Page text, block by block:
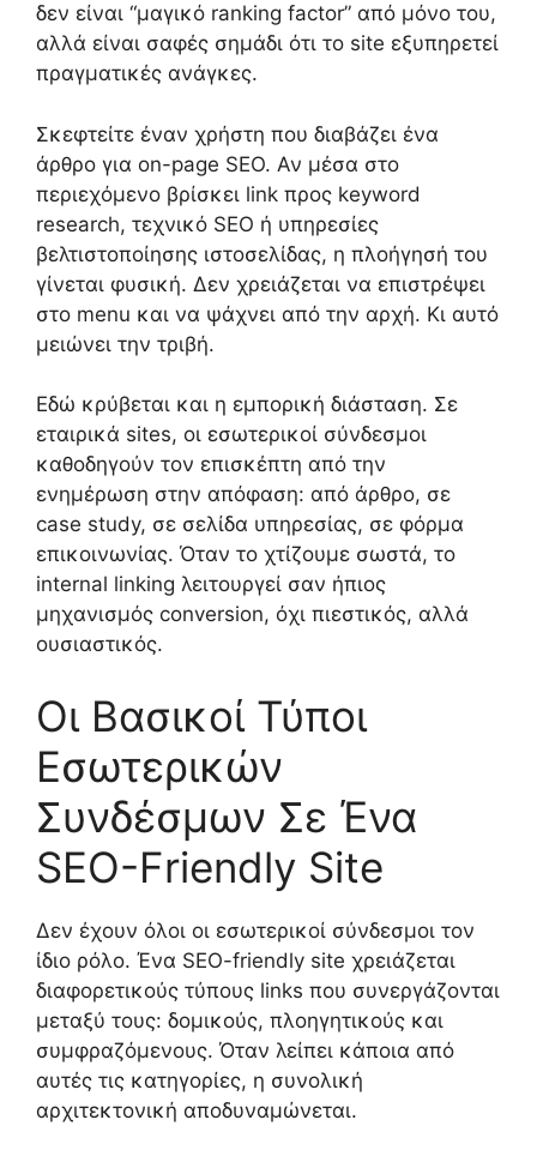
δεν είναι “μαγικό ranking factor” από μόνο του,
αλλά είναι σαφές σημάδι ότι το site εξυπηρετεί
πραγματικές ανάγκες.
Σκεφτείτε έναν χρήστη που διαβάζει ένα
άρθρο για on-page SEO. Αν μέσα στο
περιεχόμενο βρίσκει link προς keyword
research, τεχνικό SEO ή υπηρεσίες
βελτιστοποίησης ιστοσελίδας, η πλοήγησή του
γίνεται φυσική. Δεν χρειάζεται να επιστρέψει
στο menu και να ψάχνει από την αρχή. Κι αυτό
μειώνει την τριβή.
Εδώ κρύβεται και η εμπορική διάσταση. Σε
εταιρικά sites, οι εσωτερικοί σύνδεσμοι
καθοδηγούν τον επισκέπτη από την
ενημέρωση στην απόφαση: από άρθρο, σε
case study, σε σελίδα υπηρεσίας, σε φόρμα
επικοινωνίας. Όταν το χτίζουμε σωστά, το
internal linking λειτουργεί σαν ήπιος
μηχανισμός conversion, όχι πιεστικός, αλλά
ουσιαστικός.
Οι Βασικοί Τύποι
Εσωτερικών
Συνδέσμων Σε Ένα
SEO-Friendly Site
Δεν έχουν όλοι οι εσωτερικοί σύνδεσμοι τον
ίδιο ρόλο. Ένα SEO-friendly site χρειάζεται
διαφορετικούς τύπους links που συνεργάζονται
μεταξύ τους: δομικούς, πλοηγητικούς και
συμφραζόμενους. Όταν λείπει κάποια από
αυτές τις κατηγορίες, η συνολική
αρχιτεκτονική αποδυναμώνεται.